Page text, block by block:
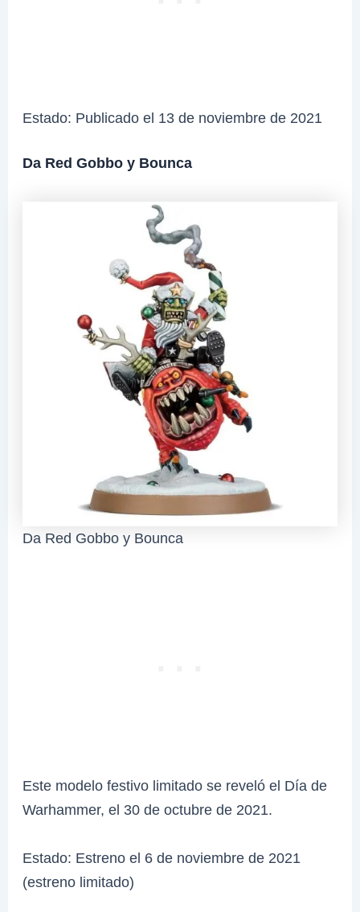
Estado: Publicado el 13 de noviembre de 2021
Da Red Gobbo y Bounca
Da Red Gobbo y Bounca
Este modelo festivo limitado se reveló el Día de
Warhammer, el 30 de octubre de 2021.
Estado: Estreno el 6 de noviembre de 2021
(estreno limitado)